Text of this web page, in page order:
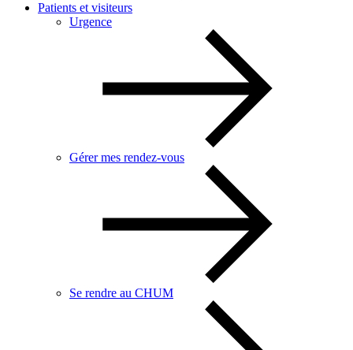
Patients et visiteurs
Urgence
Gérer mes rendez-vous
Se rendre au CHUM